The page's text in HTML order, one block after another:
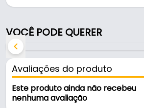
Características:
- Marca: Itrac
- Modelo: Broca Porcelanato
- Diâmetro: 50 mm
- Diâmetro de: 50 mm
- Rosca padrão para encaixe: Em
- Ideal para: Porcelanatos,
VOCÊ PODE QUERER
Avaliações do produto
Este produto ainda não recebeu
nenhuma avaliação